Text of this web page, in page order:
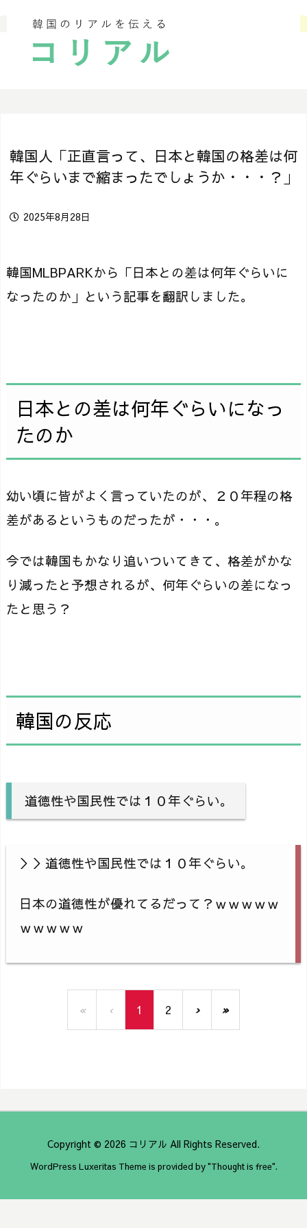
韓国人「正直言って、日本と韓国の格差は何
年ぐらいまで縮まったでしょうか・・・？」
2025年8月28日
韓国MLBPARKから「日本との差は何年ぐらいに
なったのか」という記事を翻訳しました。
日本との差は何年ぐらいになっ
たのか
幼い頃に皆がよく言っていたのが、２０年程の格
差があるというものだったが・・・。
今では韓国もかなり追いついてきて、格差がかな
り減ったと予想されるが、何年ぐらいの差になっ
たと思う？
韓国の反応
道徳性や国民性では１０年ぐらい。
＞＞道徳性や国民性では１０年ぐらい。
日本の道徳性が優れてるだって？ｗｗｗｗｗ
ｗｗｗｗｗ
« ‹ 1 2 › »
Copyright © 2026 コリアル All Rights Reserved.
WordPress Luxeritas Theme is provided by "Thought is free".